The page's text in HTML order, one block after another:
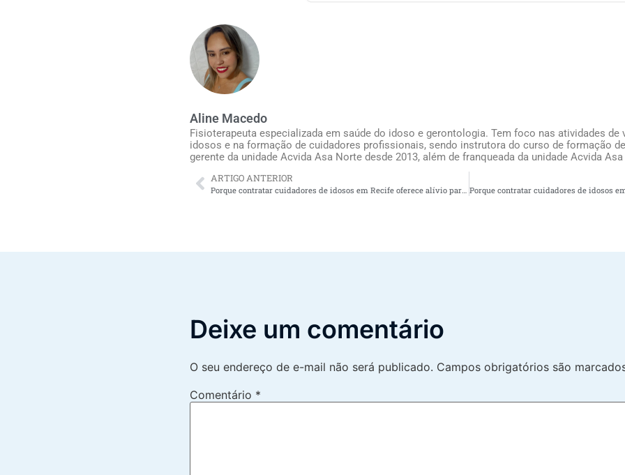
Aline Macedo
Fisioterapeuta especializada em saúde do idoso e gerontologia. Tem foco nas atividades de
idosos e na formação de cuidadores profissionais, sendo instrutora do curso de formação
gerente da unidade Acvida Asa Norte desde 2013, além de franqueada da unidade Acvida
ARTIGO ANTERIOR
Deixe um comentário
O seu endereço de e-mail não será publicado. Campos obrigatórios são
Comentário *